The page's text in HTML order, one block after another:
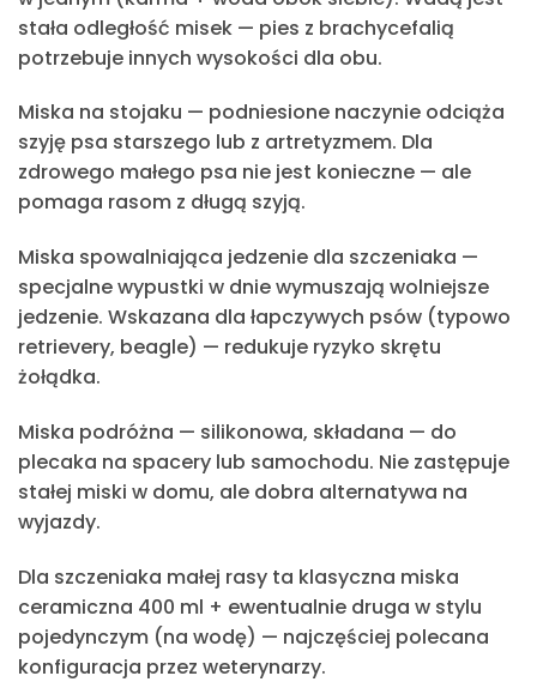
stała odległość misek — pies z brachycefalią
potrzebuje innych wysokości dla obu.
Miska na stojaku — podniesione naczynie odciąża
szyję psa starszego lub z artretyzmem. Dla
zdrowego małego psa nie jest konieczne — ale
pomaga rasom z długą szyją.
Miska spowalniająca jedzenie dla szczeniaka —
specjalne wypustki w dnie wymuszają wolniejsze
jedzenie. Wskazana dla łapczywych psów (typowo
retrievery, beagle) — redukuje ryzyko skrętu
żołądka.
Miska podróżna — silikonowa, składana — do
plecaka na spacery lub samochodu. Nie zastępuje
stałej miski w domu, ale dobra alternatywa na
wyjazdy.
Dla szczeniaka małej rasy ta klasyczna miska
ceramiczna 400 ml + ewentualnie druga w stylu
pojedynczym (na wodę) — najczęściej polecana
konfiguracja przez weterynarzy.